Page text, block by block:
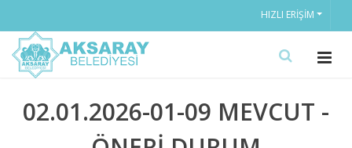
HIZLI ERIŞIM
02.01.2026-01-09 MEVCUT -